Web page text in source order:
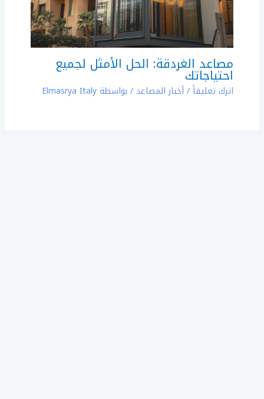
مصاعد الغردقة: الحل الأمثل لجميع
احتياجاتك
اترك تعليقاً/أخبار المصاعد / بواسطةElmasrya Italy